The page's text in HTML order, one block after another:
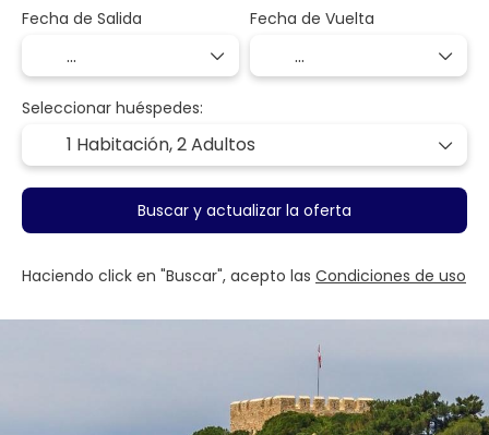
Fecha de Salida Fecha de Vuelta
Seleccionar huéspedes:
1 Habitación,2 Adultos
Buscar y actualizar la oferta
Haciendo click en "Buscar", acepto las Condiciones de uso